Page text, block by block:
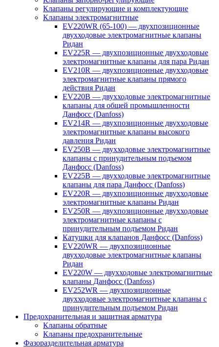
Клапаны регулирующие и комплектующие
Клапаны электромагнитные
EV220WR (65-100) — двухпозиционные
двухходовые электромагнитные клапаны
Ридан
EV225R — двухпозиционные двухходовые
электромагнитные клапаны для пара Ридан
EV210R — двухпозиционные двухходовые
электромагнитные клапаны прямого
действия Ридан
EV220B — двухходовые электромагнитные
клапаны для общей промышленности
Данфосс (Danfoss)
EV214R — двухпозиционные двухходовые
электромагнитные клапаны высокого
давления Ридан
EV250B — двухходовые электромагнитные
клапаны с принудительным подъемом
Данфосс (Danfoss)
EV225B — двухходовые электромагнитные
клапаны для пара Данфосс (Danfoss)
EV220R — двухпозиционные двухходовые
электромагнитные клапаны Ридан
EV250R — двухпозиционные двухходовые
электромагнитные клапаны с
принудительным подъемом Ридан
Катушки для клапанов Данфосс (Danfoss)
EV220WR — двухпозиционные
двухходовые электромагнитные клапаны
Ридан
EV220W — двухходовые электромагнитные
клапаны Данфосс (Danfoss)
EV252WR — двухпозиционные
двухходовые электромагнитные клапаны с
принудительным подъемом Ридан
Предохранительная и защитная арматура
Клапаны обратные
Клапаны предохранительные
Фазоразделительная арматура